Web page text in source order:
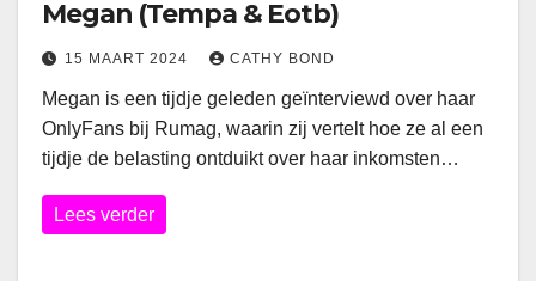
Megan (Tempa & Eotb)
15 MAART 2024 CATHY BOND
Megan is een tijdje geleden geïnterviewd over haar
OnlyFans bij Rumag, waarin zij vertelt hoe ze al een
tijdje de belasting ontduikt over haar inkomsten…
Lees verder